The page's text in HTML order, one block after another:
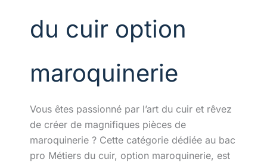
du cuir option
maroquinerie
Vous êtes passionné par l’art du cuir et rêvez
de créer de magnifiques pièces de
maroquinerie ? Cette catégorie dédiée au bac
pro Métiers du cuir, option maroquinerie, est